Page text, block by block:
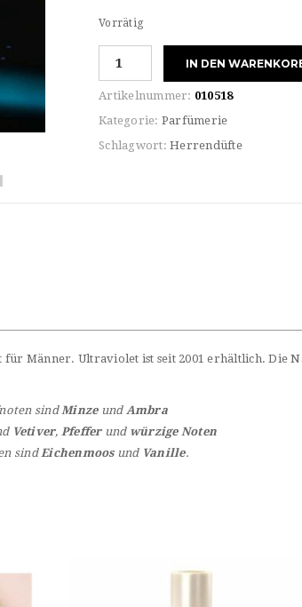
Vorrätig
For
ULTRAVIOLET
Eau
IN DEN
Artikelnummer: 010518
Kategorie: Parfümerie
Schlagwort: Herrendüfte
Männer. Ultraviolet ist seit 2001 erhältlich. Die
sindMinzeund Ambra
Vetiver, Pfefferundwürzige Noten
sindEichenmoosund Vanille.